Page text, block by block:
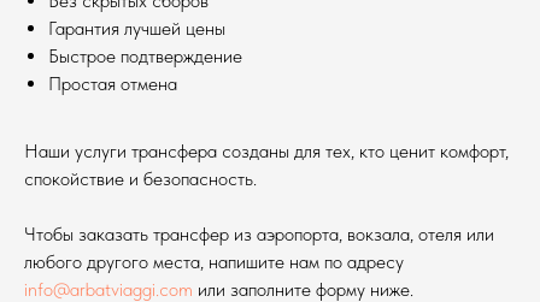
Гарантия лучшей цены
Быстрое подтверждение
Простая отмена
Наши услуги трансфера созданы для тех, кто ценит комфорт,
спокойствие и безопасность.
Чтобы заказать трансфер из аэропорта, вокзала, отеля или
любого другого места, напишите нам по адресу
info@arbatviaggi.com или заполните форму ниже.